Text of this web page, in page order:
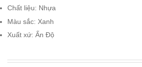
Chất liệu: Nhựa
Màu sắc: Xanh
Xuất xứ: Ấn Độ